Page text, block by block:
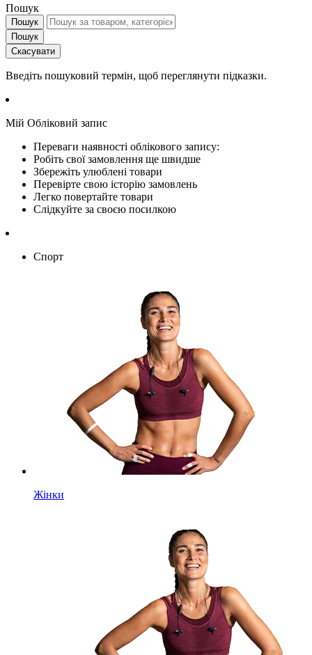
Пошук
Пошук
Пошук
Скасувати
Введіть пошуковий термін, щоб переглянути підказки.
Мій Обліковий запис
Переваги наявності облікового запису:
Робіть свої замовлення ще швидше
Збережіть улюблені товари
Перевірте свою історію замовлень
Легко повертайте товари
Слідкуйте за своєю посилкою
Спорт
Жінки